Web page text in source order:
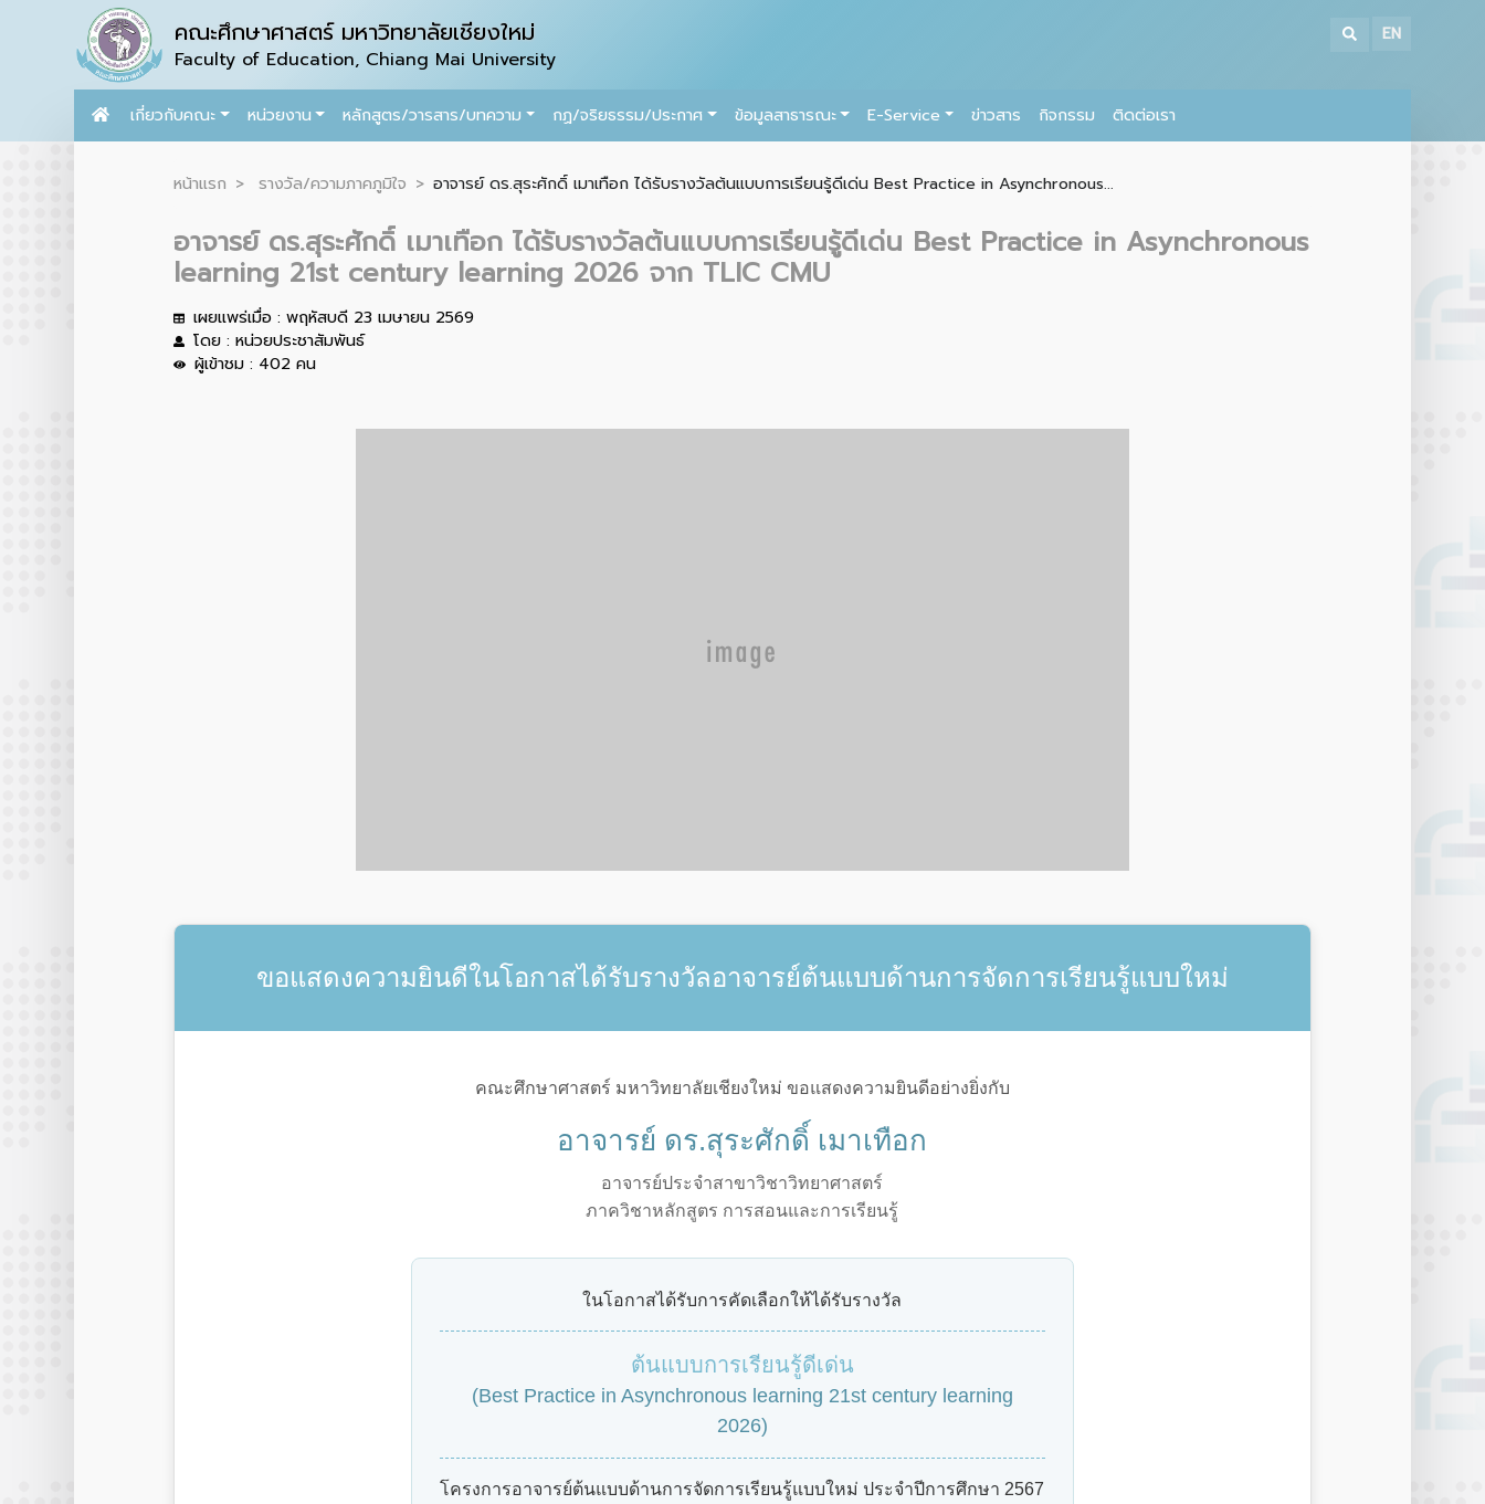
คณะศึกษาศาสตร์ มหาวิทยาลัยเชียงใหม่
Faculty of Education, Chiang Mai University
EN
เกี่ยวกับคณะ หน่วยงาน หลักสูตร/วารสาร/บทความ กฏ/จริยธรรม/ประกาศ ข้อมูลสาธารณะ E-Service ข่าวสาร กิจกรรม ติดต่อเรา
หน้าแรก รางวัล/ความภาคภูมิใจ อาจารย์ ดร.สุระศักดิ์ เมาเทือก ได้รับรางวัลต้นแบบการเรียนรู้ดีเด่น Best Practice in Asynchronous...
อาจารย์ ดร.สุระศักดิ์ เมาเทือก ได้รับรางวัลต้นแบบการเรียนรู้ดีเด่น Best Practice in Asynchronous
learning 21st century learning 2026 จาก TLIC CMU
เผยแพร่เมื่อ : พฤหัสบดี 23 เมษายน 2569
โดย : หน่วยประชาสัมพันธ์
ผู้เข้าชม : 402 คน
ขอแสดงความยินดีในโอกาสได้รับรางวัลอาจารย์ต้นแบบด้านการจัดการเรียนรู้แบบใหม่
คณะศึกษาศาสตร์ มหาวิทยาลัยเชียงใหม่ ขอแสดงความยินดีอย่างยิ่งกับ
อาจารย์ ดร.สุระศักดิ์ เมาเทือก
อาจารย์ประจำสาขาวิชาวิทยาศาสตร์
ภาควิชาหลักสูตร การสอนและการเรียนรู้
ในโอกาสได้รับการคัดเลือกให้ได้รับรางวัล
ต้นแบบการเรียนรู้ดีเด่น
(Best Practice in Asynchronous learning 21st century learning
2026)
โครงการอาจารย์ต้นแบบด้านการจัดการเรียนรู้แบบใหม่ ประจำปีการศึกษา 2567